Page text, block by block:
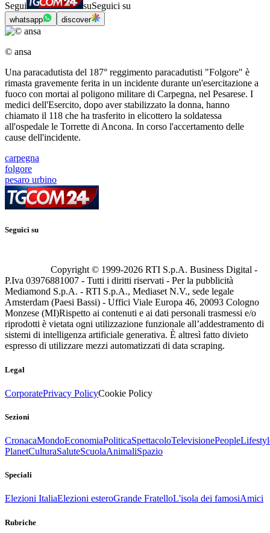
Segui suSeguici su
whatsapp discover
© ansa
Una paracadutista del 187° reggimento paracadutisti "Folgore" è
rimasta gravemente ferita in un incidente durante un'esercitazione a
fuoco con mortai al poligono militare di Carpegna, nel Pesarese. I
medici dell'Esercito, dopo aver stabilizzato la donna, hanno
chiamato il 118 che ha trasferito in elicottero la soldatessa
all'ospedale le Torrette di Ancona. In corso l'accertamento delle
cause dell'incidente.
carpegna
folgore
pesaro urbino
Seguici su
Copyright © 1999-2026 RTI S.p.A. Business Digital -
P.Iva 03976881007 - Tutti i diritti riservati - Per la pubblicità
Mediamond S.p.A. - RTI S.p.A., Mediaset N.V., sede legale
Amsterdam (Paesi Bassi) - Uffici Viale Europa 46, 20093 Cologno
Monzese (MI)Rispetto ai contenuti e ai dati personali trasmessi e/o
riprodotti è vietata ogni utilizzazione funzionale all’addestramento di
sistemi di intelligenza artificiale generativa. È altresì fatto divieto
espresso di utilizzare mezzi automatizzati di data scraping.
Legal
CorporatePrivacy PolicyCookie Policy
Sezioni
CronacaMondoEconomiaPoliticaSpettacoloTelevisionePeople
PlanetCulturaSaluteScuolaAnimaliSpazio
Speciali
Elezioni ItaliaElezioni esteroGrande FratelloL'isola dei famosiAmici
Rubriche